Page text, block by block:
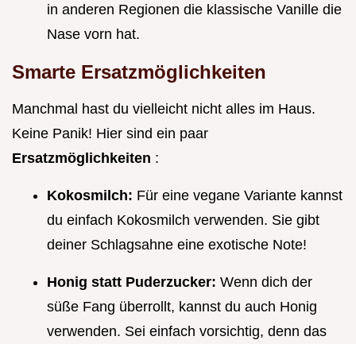
in anderen Regionen die klassische Vanille die
Nase vorn hat.
Smarte Ersatzmöglichkeiten
Manchmal hast du vielleicht nicht alles im Haus.
Keine Panik! Hier sind ein paar
Ersatzmöglichkeiten :
Kokosmilch: Für eine vegane Variante kannst
du einfach Kokosmilch verwenden. Sie gibt
deiner Schlagsahne eine exotische Note!
Honig statt Puderzucker: Wenn dich der
süße Fang überrollt, kannst du auch Honig
verwenden. Sei einfach vorsichtig, denn das